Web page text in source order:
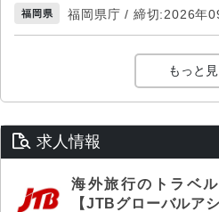
福岡県 福岡県庁 / 締切:2026年
もっと
求人情報
海外旅行のトラベ
【JTBグローバルア